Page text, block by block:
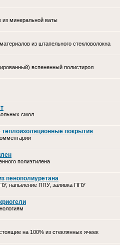
минеральной ваты
из штапельного стекловолокна
вспененный полистирол
смол
покрытия
полиэтилена
пенополиуретана
напыление ППУ, заливка ППУ
на 100% из стеклянных ячеек